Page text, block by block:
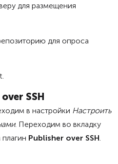
для размещения
для опроса
SSH
в настройки Настроить
. Переходим во вкладку
Publisher over SSH.